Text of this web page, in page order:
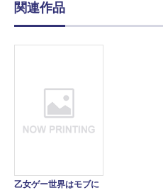
関連作品
乙女ゲー世界はモブに